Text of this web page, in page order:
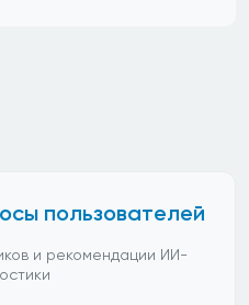
пользователей
и рекомендации ИИ-